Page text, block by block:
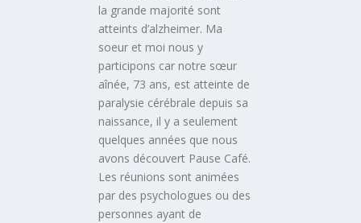
la grande majorité sont
atteints d’alzheimer. Ma
soeur et moi nous y
participons car notre sœur
aînée, 73 ans, est atteinte de
paralysie cérébrale depuis sa
naissance, il y a seulement
quelques années que nous
avons découvert Pause Café.
Les réunions sont animées
par des psychologues ou des
personnes ayant de